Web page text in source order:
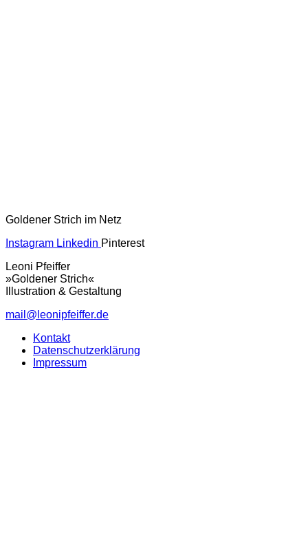
Goldener Strich im Netz
Instagram Linkedin Pinterest
Leoni Pfeiffer
»Goldener Strich«
Illustration & Gestaltung
mail@leonipfeiffer.de
Kontakt
Datenschutzerklärung
Impressum